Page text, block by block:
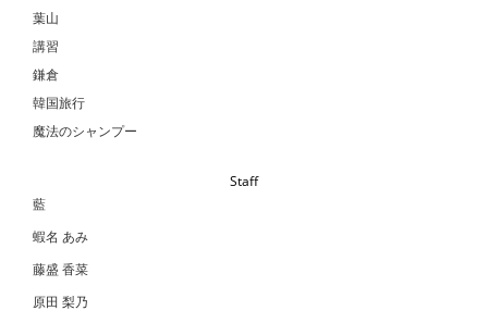
葉山
講習
鎌倉
韓国旅行
魔法のシャンプー
Staff
藍
蝦名 あみ
藤盛 香菜
原田 梨乃